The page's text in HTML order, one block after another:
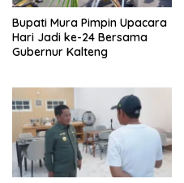
Bupati Mura Pimpin Upacara
Hari Jadi ke-24 Bersama
Gubernur Kalteng